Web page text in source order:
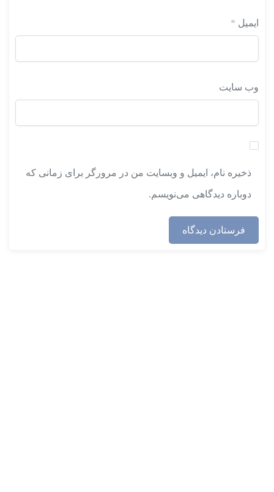
ایمیل *
وب‌ سایت
ذخیره نام، ایمیل و وبسایت من در مرورگر برای زمانی که
دوباره دیدگاهی می‌نویسم.